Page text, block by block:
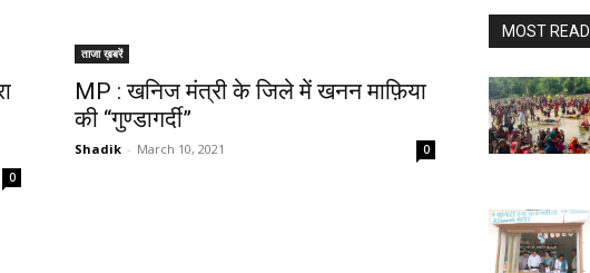
0
ताजा ख़बरें
MP : खनिज मंत्री के जिले में खनन माफ़िया
की “गुण्डागर्दी”
Shadik - March 10, 2021 0
MOST READ